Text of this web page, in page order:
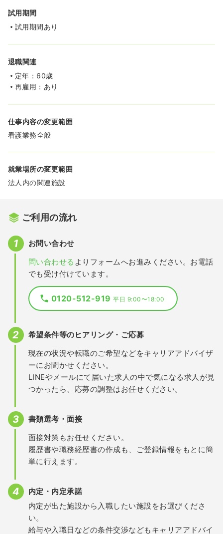
試用期間
試用期間あり
退職関連
定年：60歳
再雇用：あり
仕事内容の変更範囲
看護業務全般
就業場所の変更範囲
法人内の関連施設
ご利用の流れ
お問い合わせ
問い合わせる よりフォームへお進みください。お電話
でも受け付けています。
0120-512-919平日 9:00〜18:00
希望条件等のヒアリング・ご応募
現在の状況や転職のご希望などをキャリアアドバイザ
ーにお聞かせください。
LINEやメールにて届いた求人の中で気になる求人が見
つかったら、応募の調整はお任せください。
書類選考・面接
面接対策もお任せください。
履歴書や職務経歴書の作成も、ご登録情報をもとに簡
単に行えます。
内定・内定承諾
内定が出た施設から入職したい施設をお選びくださ
い。
給与や入職日などの条件交渉などもキャリアアドバイ